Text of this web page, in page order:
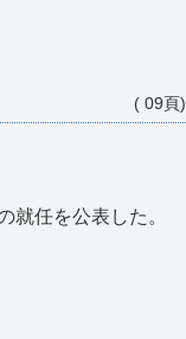
( 09頁)
就任を公表した。